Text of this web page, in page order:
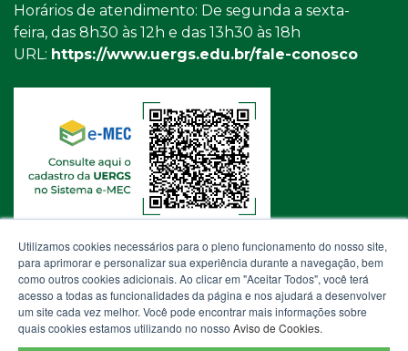
Horários de atendimento: De segunda a sexta-
feira, das 8h30 às 12h e das 13h30 às 18h
URL: https://www.uergs.edu.br/fale-conosco
Utilizamos cookies necessários para o pleno funcionamento do nosso site,
para aprimorar e personalizar sua experiência durante a navegação, bem
como outros cookies adicionais. Ao clicar em "Aceitar Todos", você terá
acesso a todas as funcionalidades da página e nos ajudará a desenvolver
um site cada vez melhor. Você pode encontrar mais informações sobre
quais cookies estamos utilizando no nosso Aviso de Cookies.